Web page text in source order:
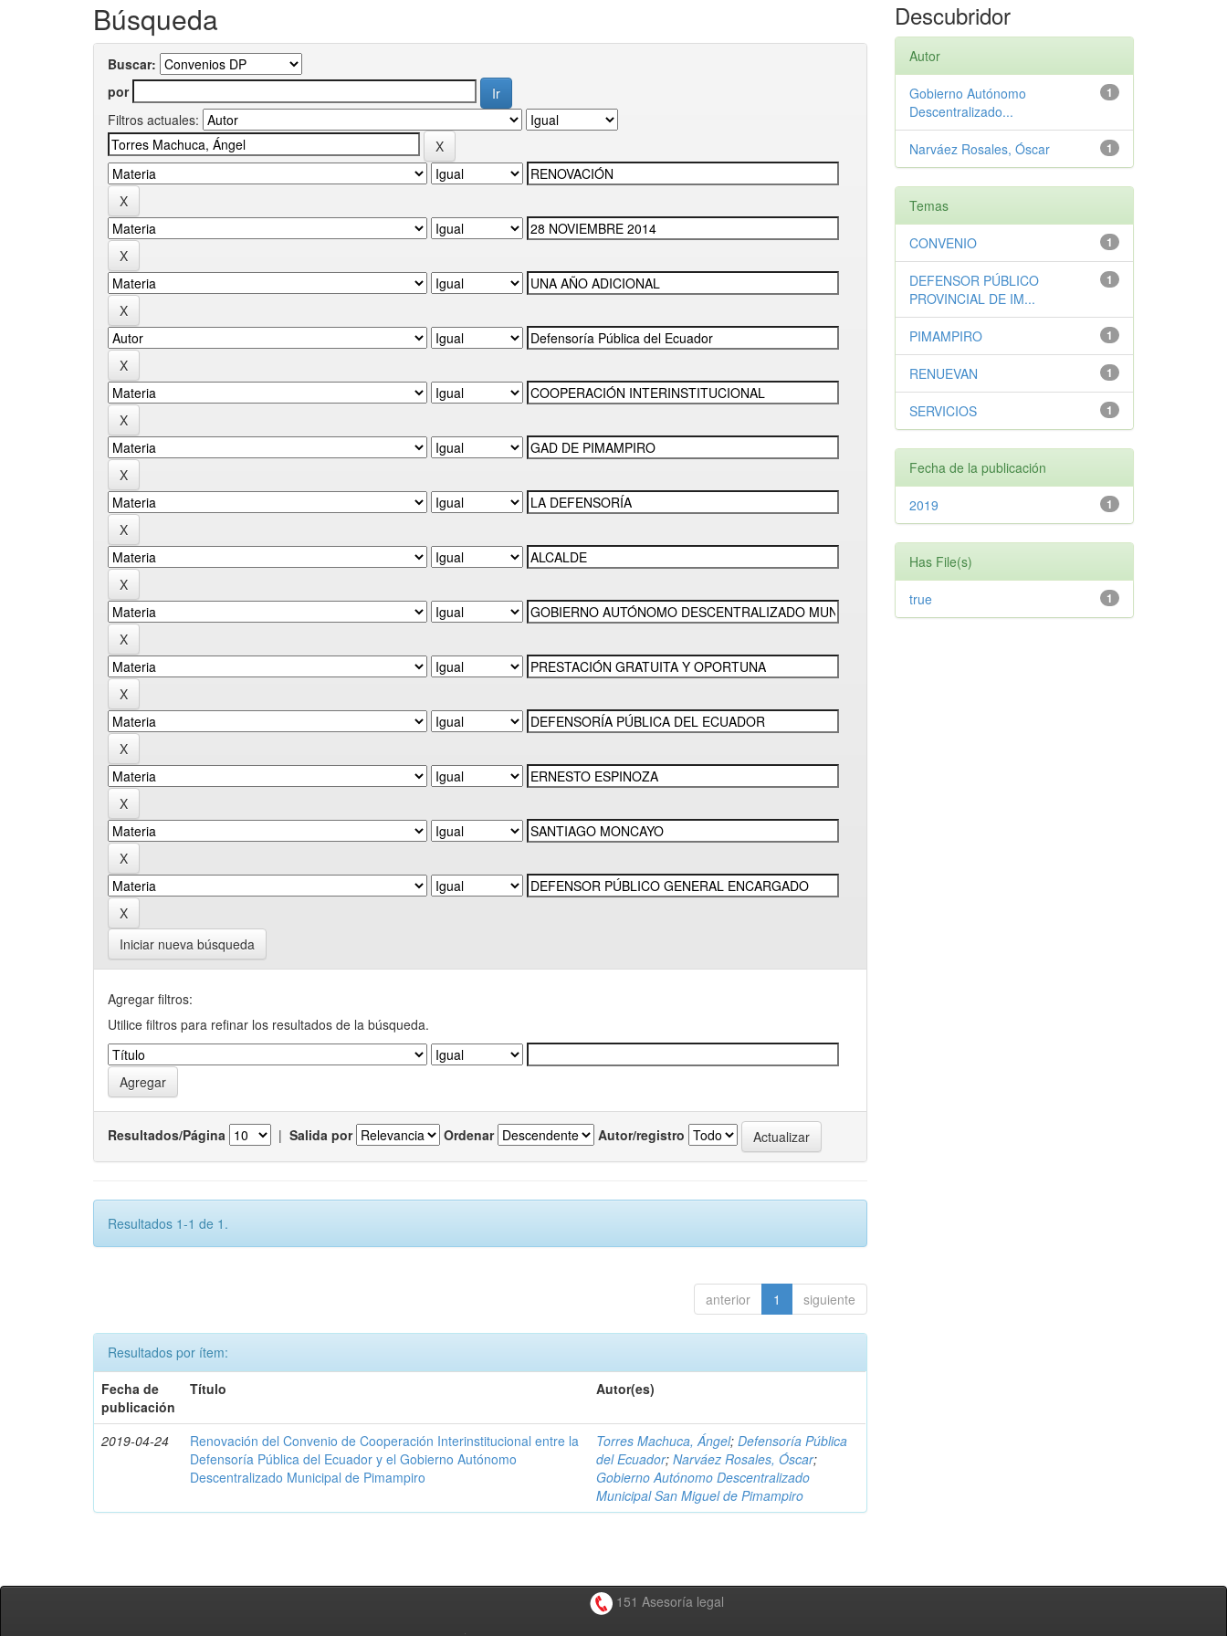
Búsqueda
Buscar:
por
Filtros actuales:
Iniciar nueva búsqueda
Agregar filtros:
Utilice filtros para refinar los resultados de la búsqueda.
Resultados/Página | Salida por Ordenar Autor/registro
Resultados 1-1 de 1.
anterior 1 siguiente
Resultados por ítem:
Fecha de
publicación
Título Autor(es)
2019-04-24
Renovación del Convenio de Cooperación Interinstitucional entre la
Defensoría Pública del Ecuador y el Gobierno Autónomo
Descentralizado Municipal de Pimampiro
Torres Machuca, Ángel;Defensoría Pública
del Ecuador;Narváez Rosales, Óscar;
Gobierno Autónomo Descentralizado
Municipal San Miguel de Pimampiro
Descubridor
Autor
1
Gobierno Autónomo
Descentralizado...
1
Narváez Rosales, Óscar
Temas
1
CONVENIO
1
DEFENSOR PÚBLICO
PROVINCIAL DE IM...
1
PIMAMPIRO
1
RENUEVAN
1
SERVICIOS
Fecha de la publicación
1
2019
Has File(s)
1
true
151 Asesoría legal